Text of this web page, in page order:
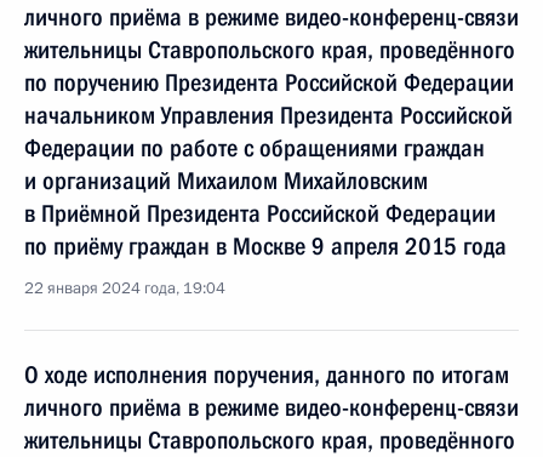
личного приёма в режиме видео-конференц-связи
жительницы Ставропольского края, проведённого
по поручению Президента Российской Федерации
начальником Управления Президента Российской
Федерации по работе с обращениями граждан
и организаций Михаилом Михайловским
в Приёмной Президента Российской Федерации
по приёму граждан в Москве 9 апреля 2015 года
22 января 2024 года, 19:04
О ходе исполнения поручения, данного по итогам
личного приёма в режиме видео-конференц-связи
жительницы Ставропольского края, проведённого